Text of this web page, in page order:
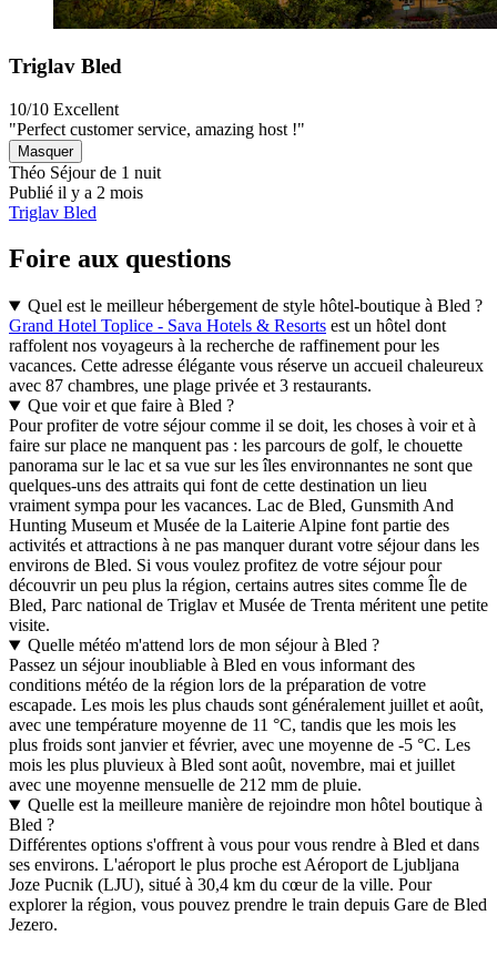
Triglav Bled
10/10 Excellent
"Perfect customer service, amazing host !"
Masquer
Théo Séjour de 1 nuit
Publié il y a 2 mois
Triglav Bled
Foire aux questions
Quel est le meilleur hébergement de style hôtel-boutique à Bled ?
Grand Hotel Toplice - Sava Hotels & Resorts est un hôtel dont
raffolent nos voyageurs à la recherche de raffinement pour les
vacances. Cette adresse élégante vous réserve un accueil chaleureux
avec 87 chambres, une plage privée et 3 restaurants.
Que voir et que faire à Bled ?
Pour profiter de votre séjour comme il se doit, les choses à voir et à
faire sur place ne manquent pas : les parcours de golf, le chouette
panorama sur le lac et sa vue sur les îles environnantes ne sont que
quelques-uns des attraits qui font de cette destination un lieu
vraiment sympa pour les vacances. Lac de Bled, Gunsmith And
Hunting Museum et Musée de la Laiterie Alpine font partie des
activités et attractions à ne pas manquer durant votre séjour dans les
environs de Bled. Si vous voulez profitez de votre séjour pour
découvrir un peu plus la région, certains autres sites comme Île de
Bled, Parc national de Triglav et Musée de Trenta méritent une petite
visite.
Quelle météo m'attend lors de mon séjour à Bled ?
Passez un séjour inoubliable à Bled en vous informant des
conditions météo de la région lors de la préparation de votre
escapade. Les mois les plus chauds sont généralement juillet et août,
avec une température moyenne de 11 °C, tandis que les mois les
plus froids sont janvier et février, avec une moyenne de -5 °C. Les
mois les plus pluvieux à Bled sont août, novembre, mai et juillet
avec une moyenne mensuelle de 212 mm de pluie.
Quelle est la meilleure manière de rejoindre mon hôtel boutique à
Bled ?
Différentes options s'offrent à vous pour vous rendre à Bled et dans
ses environs. L'aéroport le plus proche est Aéroport de Ljubljana
Joze Pucnik (LJU), situé à 30,4 km du cœur de la ville. Pour
explorer la région, vous pouvez prendre le train depuis Gare de Bled
Jezero.